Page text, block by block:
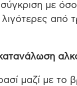
με
από
μαζί με το